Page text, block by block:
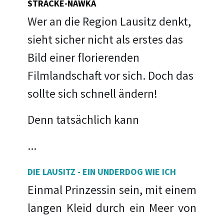
STRACKE-NAWKA
Wer an die Region Lausitz denkt,
sieht sicher nicht als erstes das
Bild einer florierenden
Filmlandschaft vor sich. Doch das
sollte sich schnell ändern!
Denn tatsächlich kann
...
DIE LAUSITZ - EIN UNDERDOG WIE ICH
Einmal Prinzessin sein, mit einem
langen Kleid durch ein Meer von